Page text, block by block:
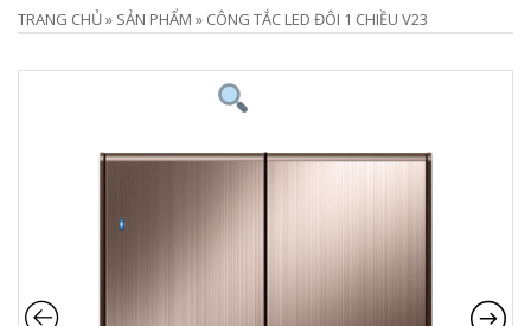
TRANG CHỦ» SẢN PHẨM » CÔNG TẮC LED ĐÔI 1 CHIỀU V23